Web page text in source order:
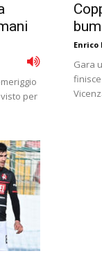
per
Enrico
Gara